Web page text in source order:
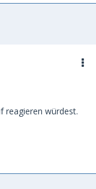
reagieren würdest.